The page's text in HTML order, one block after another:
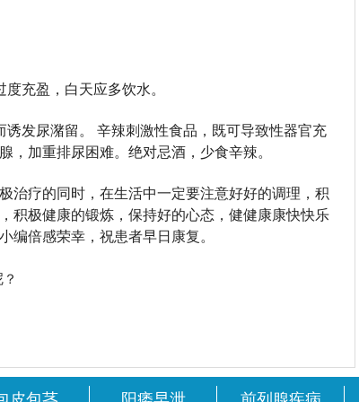
充盈，白天应多饮水。
发尿潴留。 辛辣刺激性食品，既可导致性器官充
，加重排尿困难。绝对忌酒，少食辛辣。
治疗的同时，在生活中一定要注意好好的调理，积
积极健康的锻炼，保持好的心态，健健康康快快乐
编倍感荣幸，祝患者早日康复。